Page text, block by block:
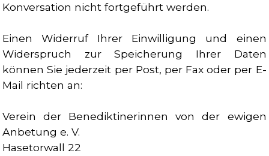
Konversation nicht fortgeführt werden.
Einen Widerruf Ihrer Einwilligung und einen
Widerspruch zur Speicherung Ihrer Daten
können Sie jederzeit per Post, per Fax oder per E-
Mail richten an:
Verein der Benediktinerinnen von der ewigen
Anbetung e. V.
Hasetorwall 22